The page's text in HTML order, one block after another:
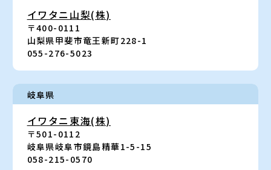
イワタニ山梨(株)
〒400-0111
山梨県甲斐市竜王新町228-1
055-276-5023
岐阜県
イワタニ東海(株)
〒501-0112
岐阜県岐阜市鏡島精華1-5-15
058-215-0570